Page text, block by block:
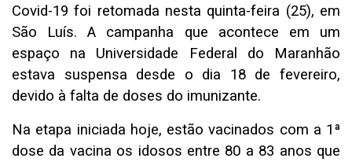
Covid-19 foi retomada nesta quinta-feira (25), em
São Luís. A campanha que acontece em um
espaço na Universidade Federal do Maranhão
estava suspensa desde o dia 18 de fevereiro,
devido à falta de doses do imunizante.
Na etapa iniciada hoje, estão vacinados com a 1ª
dose da vacina os idosos entre 80 a 83 anos que